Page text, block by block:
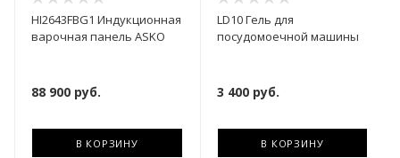
HI2643FBG1 Индукционная
варочная панель ASKO
88 900 руб.
В КОРЗИНУ
LD10 Гель для
посудомоечной машины
3 400руб.
В КОРЗИНУ